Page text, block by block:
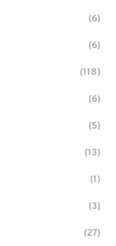
(6)
(6)
(118)
(6)
(5)
(13)
(1)
(3)
(27)